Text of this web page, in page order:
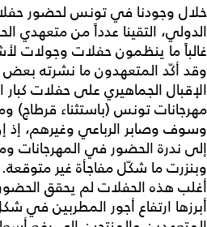
خلال وجودنا في تونس لحضور
الدولي، التقينا عدداً من متعهدي
غالباً ما ينظمون حفلات وجولات
وقد أكّد المتعهدون ما نشرته
الإقبال الجماهيري على حفلات
مهرجانات تونس (باستثناء
وسوف وصابر الرباعي وغيرهم، إذ
إلى ندرة الحضور في المهرجانات
وبنزرت ما شكّل مفاجأة غير
أغلب هذه الحفلات لم يحقق
أبرزها ارتفاع أجور المطربين في